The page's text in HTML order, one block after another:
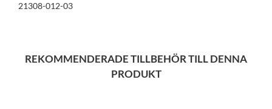
21308-012-03
REKOMMENDERADE TILLBEHÖR TILL DENNA
PRODUKT